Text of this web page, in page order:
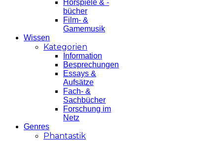
Hörspiele & -
bücher
Film- &
Gamemusik
Wissen
Kategorien
Information
Besprechungen
Essays &
Aufsätze
Fach- &
Sachbücher
Forschung im
Netz
Genres
Phantastik